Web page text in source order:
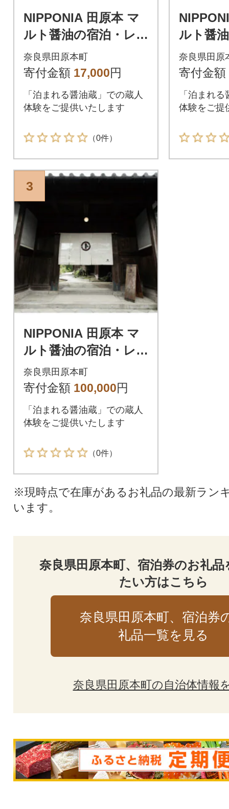
NIPPONIA 田原本 マ
ルト醤油の宿泊・レ
ストラン共通チケッ
ト(5,000 円分)
奈良県田原本町
寄付金額 17,000円
「泊まれる醤油蔵」での蔵人
体験をご提供いたします
（0件）
ルト醤
ストラ
ト
奈良県田原
寄付金額
「泊まれ
体験をご提
3
NIPPONIA 田原本 マ
ルト醤油の宿泊・レ
ストラン共通チケッ
ト(30,000 円分)
奈良県田原本町
寄付金額 100,000円
「泊まれる醤油蔵」での蔵人
体験をご提供いたします
（0件）
※現時点で在庫があるお礼品の最新ラン
います。
奈良県田原本町、宿泊券のお礼
たい方はこちら
奈良県田原本町、宿泊券
礼品一覧を見る
奈良県田原本町の自治体情報